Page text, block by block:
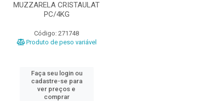
MUZZARELA CRISTAULAT
PC/4KG
Código: 271748
Produto de peso variável
Faça seu login ou
cadastre-se para
ver preços e
comprar